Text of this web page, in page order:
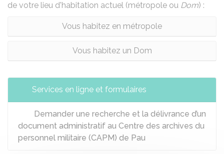
de votre lieu d'habitation actuel (métropole ou Dom) :
Vous habitez en métropole
Vous habitez un Dom
Services en ligne et formulaires
Demander une recherche et la délivrance d’un
document administratif au Centre des archives du
personnel militaire (CAPM) de Pau